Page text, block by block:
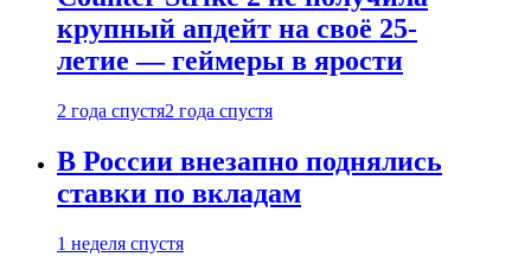
крупный апдейт на своё 25-
летие — геймеры в ярости
2 года спустя2 года спустя
В России внезапно поднялись
ставки по вкладам
1 неделя спустя